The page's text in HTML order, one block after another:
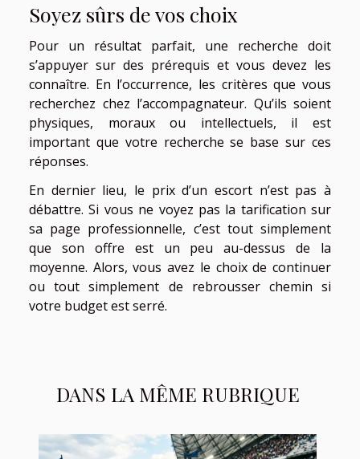
Soyez sûrs de vos choix
Pour un résultat parfait, une recherche doit
s’appuyer sur des prérequis et vous devez les
connaître. En l’occurrence, les critères que vous
recherchez chez l’accompagnateur. Qu’ils soient
physiques, moraux ou intellectuels, il est
important que votre recherche se base sur ces
réponses.
En dernier lieu, le prix d’un escort n’est pas à
débattre. Si vous ne voyez pas la tarification sur
sa page professionnelle, c’est tout simplement
que son offre est un peu au-dessus de la
moyenne. Alors, vous avez le choix de continuer
ou tout simplement de rebrousser chemin si
votre budget est serré.
DANS LA MÊME RUBRIQUE